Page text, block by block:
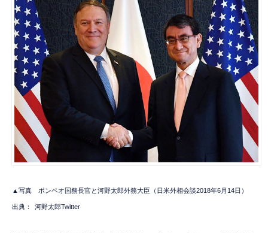
▲写真 ポンペオ国務長官と河野太郎外務大臣（日米外相会談2018年6月14日）
出典： 河野太郎Twitter